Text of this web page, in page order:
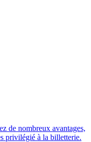
de nombreux avantages,
privilégié à la billetterie.